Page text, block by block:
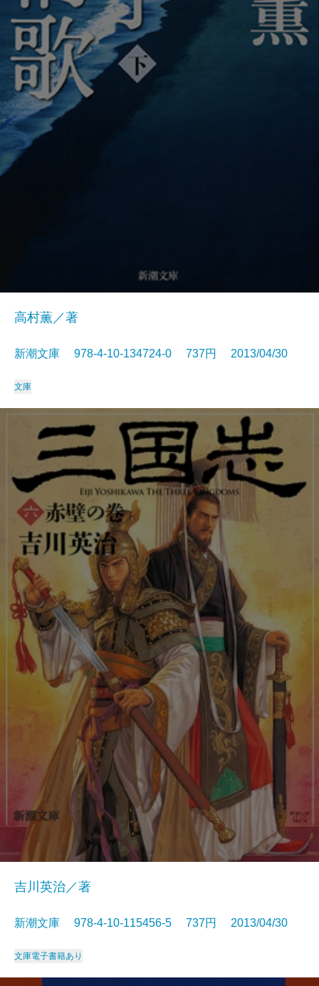
高村薫／著
新潮文庫 978-4-10-134724-0 737円 2013/04/30
文庫
吉川英治／著
新潮文庫 978-4-10-115456-5 737円 2013/04/30
文庫電子書籍あり